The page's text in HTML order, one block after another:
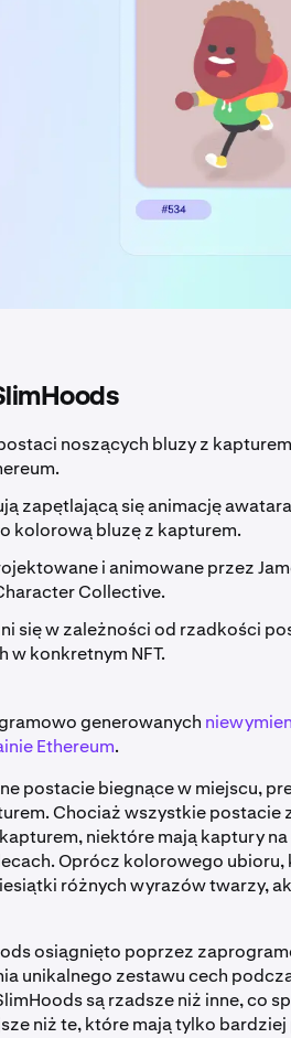
noszących bluzy z
zapętlającą się animację
kolorową bluzę z kapturem.
i animowane przez
Collective.
się w zależności od rzadkości
konkretnym NFT.
generowanych
Ethereum.
postacie biegnące w miejscu,
Chociaż wszystkie postacie
niektóre mają kaptury
Oprócz kolorowego
różnych wyrazów twarzy,
osiągnięto poprzez
unikalnego zestawu cech
są rzadsze niż inne, co
niż te, które mają tylko